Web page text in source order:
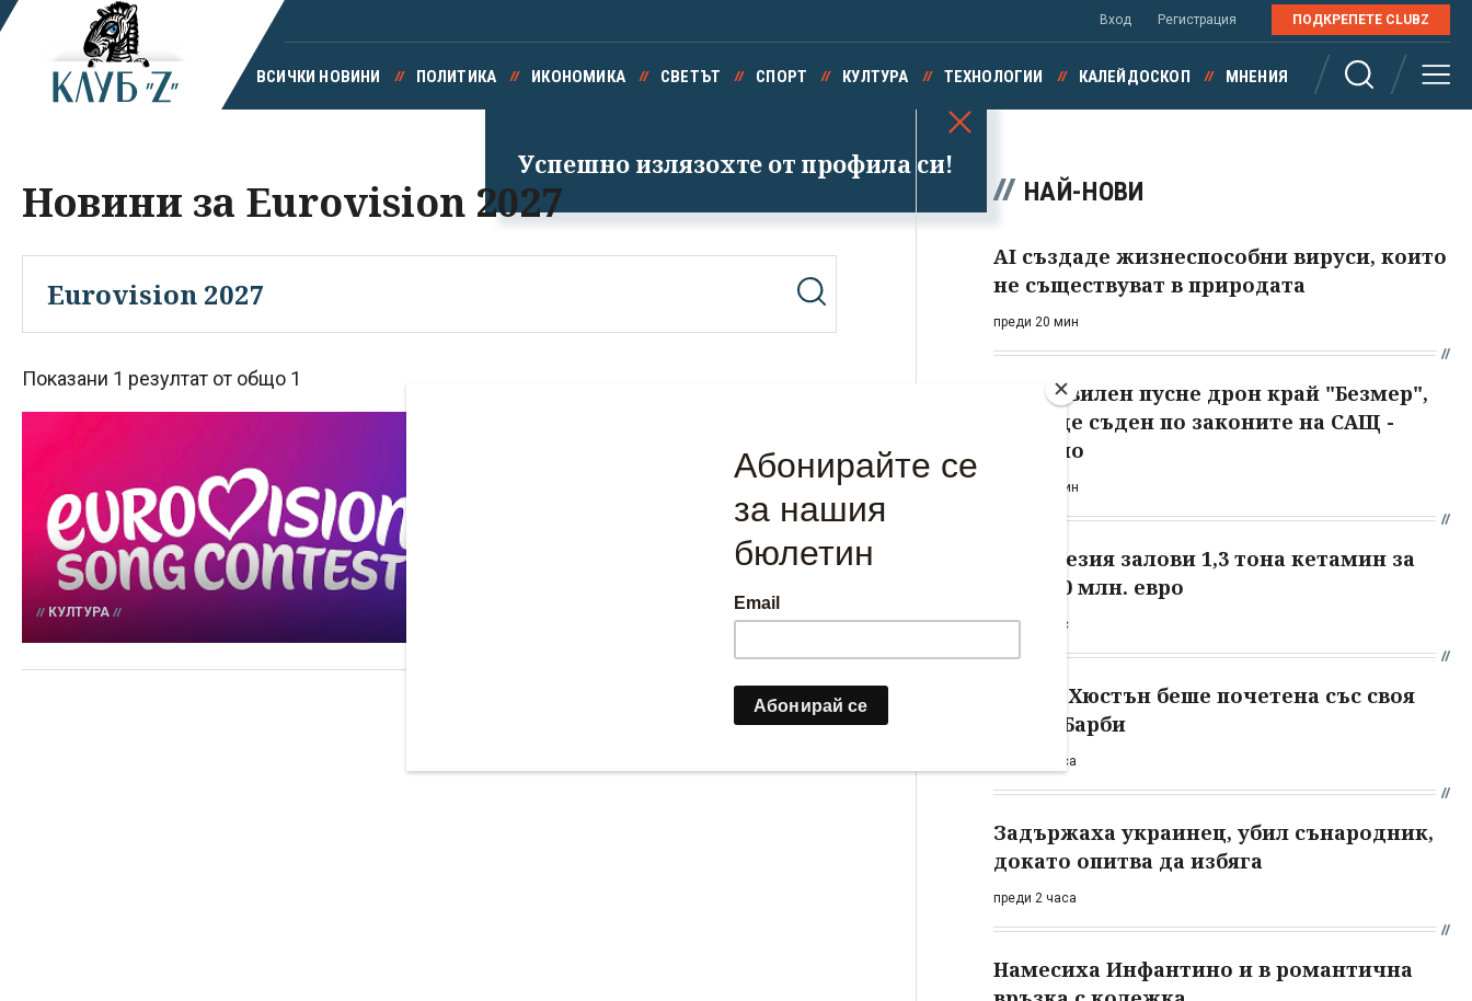
Успешно излязохте от профила си!
Вход Регистрация ПОДКРЕПЕТЕ CLUBZ
ВСИЧКИ НОВИНИ ПОЛИТИКА ИКОНОМИКА СВЕТЪТ СПОРТ КУЛТУРА ТЕХНОЛОГИИ КАЛЕЙДОСКОП МНЕНИЯ
Новини за Eurovision 2027
Показани 1 резултат от общо 1
КУЛТУРА
блокирана зала и хиляди гости:
НАЙ-НОВИ
AI създаде жизнеспособни вируси, които
не съществуват в природата
преди 20 мин
Ако цивилен пусне дрон край "Безмер",
ще бъде съден по законите на САЩ -
невярно
преди 49 мин
Индонезия залови 1,3 тона кетамин за
над 100 млн. евро
преди 1 час
Уитни Хюстън беше почетена със своя
кукла Барби
преди 2 часа
Задържаха украинец, убил сънародник,
докато опитва да избяга
преди 2 часа
Намесиха Инфантино и в романтична